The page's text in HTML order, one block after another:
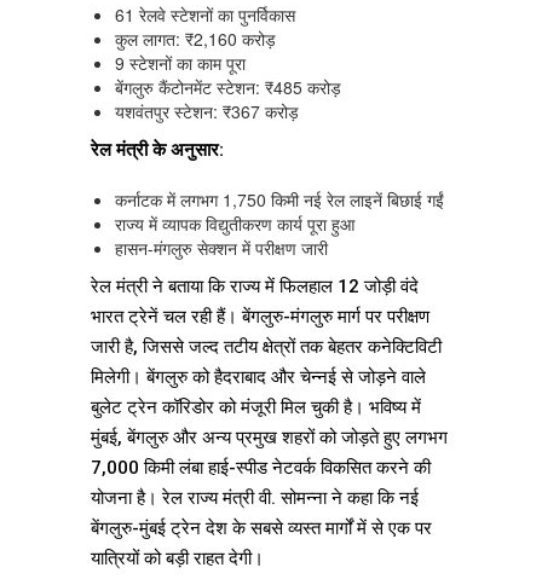
61 रेलवे स्टेशनों का पुनर्विकास
कुल लागत: ₹2,160 करोड़
9 स्टेशनों का काम पूरा
बेंगलुरु कैंटोनमेंट स्टेशन: ₹485 करोड़
यशवंतपुर स्टेशन: ₹367 करोड़
रेल मंत्री के अनुसार:
कर्नाटक में लगभग 1,750 किमी नई रेल लाइनें बिछाई गईं
राज्य में व्यापक विद्युतीकरण कार्य पूरा हुआ
हासन-मंगलुरु सेक्शन में परीक्षण जारी
रेल मंत्री ने बताया कि राज्य में फिलहाल 12 जोड़ी वंदे
भारत ट्रेनें चल रही हैं। बेंगलुरु-मंगलुरु मार्ग पर परीक्षण
जारी है, जिससे जल्द तटीय क्षेत्रों तक बेहतर कनेक्टिविटी
मिलेगी। बेंगलुरु को हैदराबाद और चेन्नई से जोड़ने वाले
बुलेट ट्रेन कॉरिडोर को मंजूरी मिल चुकी है। भविष्य में
मुंबई, बेंगलुरु और अन्य प्रमुख शहरों को जोड़ते हुए लगभग
7,000 किमी लंबा हाई-स्पीड नेटवर्क विकसित करने की
योजना है। रेल राज्य मंत्री वी. सोमन्ना ने कहा कि नई
बेंगलुरु-मुंबई ट्रेन देश के सबसे व्यस्त मार्गों में से एक पर
यात्रियों को बड़ी राहत देगी।